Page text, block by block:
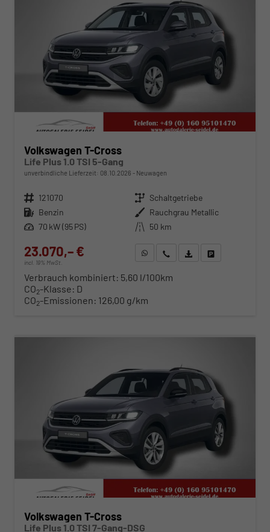
Volkswagen T-Cross
Life Plus 1.0 TSI 5-Gang
unverbindliche Lieferzeit: 08.10.2026 Neuwagen
Fahrzeugnr. 121070 Getriebe Schaltgetriebe
Kraftstoff Benzin Außenfarbe Rauchgrau Metallic
Leistung 70 kW (95 PS) Kilometerstand 50 km
23.070,– €
incl. 19% MwSt.
WhatsApp anfragen
Wir rufen Sie anFahrzeugexposé (PDF)
Verbrauch kombiniert: 5,60 l/100km
CO2-Klasse: D
CO2-Emissionen: 126,00 g/km
Volkswagen T-Cross
Life Plus 1.0 TSI 7-Gang-DSG